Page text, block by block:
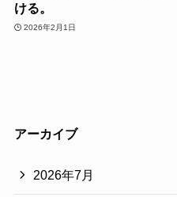
ける。
2026年2月1日
アーカイブ
2026年7月